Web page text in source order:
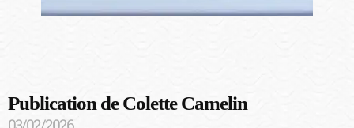
Publication de Colette Camelin